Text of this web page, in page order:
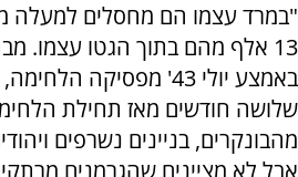
"במרד עצמו הם מחסלים למעלה
13 אלף מהם בתוך הגטו עצמו.
באמצע יולי 43' מפסיקה
שלושה חודשים מאז תחילת
מהבונקרים, בניינים נשרפים